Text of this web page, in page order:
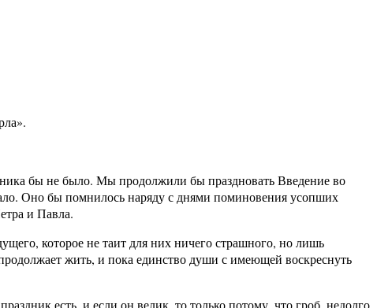
бы не было. Мы продолжили бы праздновать Введение во
Оно бы помнилось наряду с днями поминовения усопших
и Павла.
которое не таит для них ничего страшного, но лишь
жить, и пока единство души с имеющей воскреснуть